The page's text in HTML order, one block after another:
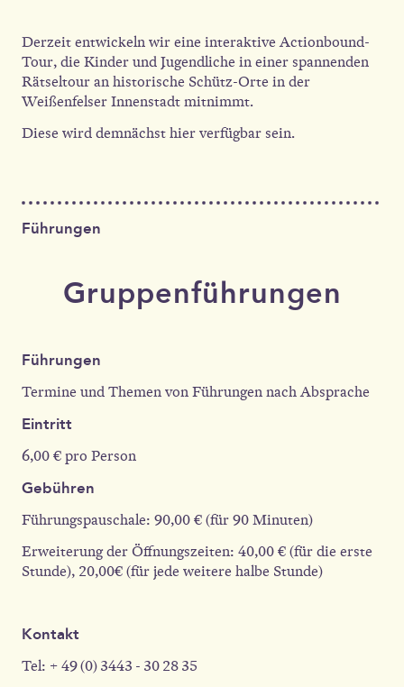
Derzeit entwickeln wir eine interaktive Actionbound-
Tour, die Kinder und Jugendliche in einer spannenden
Rätseltour an historische Schütz-Orte in der
Weißenfelser Innenstadt mitnimmt.
Diese wird demnächst hier verfügbar sein.
Führungen
Gruppenführungen
Führungen
Termine und Themen von Führungen nach Absprache
Eintritt
6,00 € pro Person
Gebühren
Führungspauschale: 90,00 € (für 90 Minuten)
Erweiterung der Öffnungszeiten: 40,00 € (für die erste
Stunde), 20,00€ (für jede weitere halbe Stunde)
Kontakt
Tel: + 49 (0) 3443 - 30 28 35